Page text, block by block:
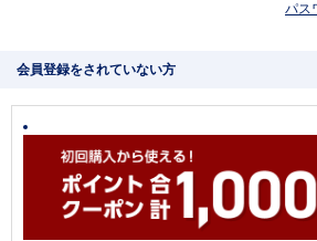
パス
会員登録をされていない方